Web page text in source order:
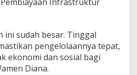
ini sudah besar. Tinggal
pengelolaannya tepat,
ekonomi dan sosial bagi
Diana.